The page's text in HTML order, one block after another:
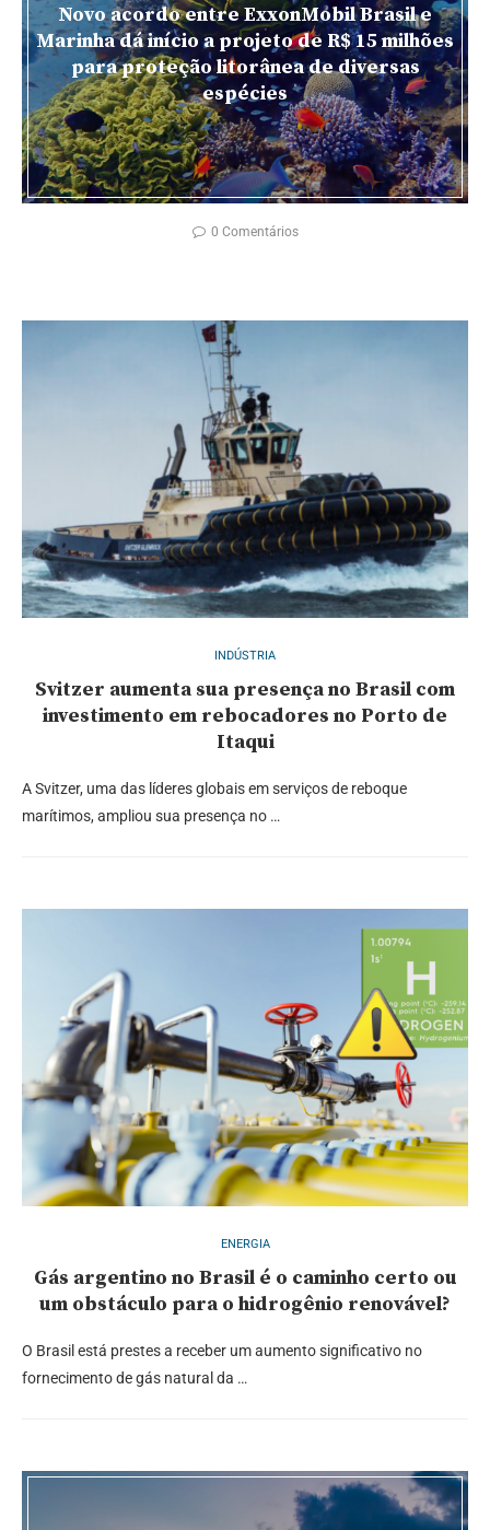
Novo acordo entre ExxonMobil Brasil e
Marinha dá início a projeto de R$ 15 milhões
para proteção litorânea de diversas
espécies
0 Comentários
INDÚSTRIA
Svitzer aumenta sua presença no Brasil com
investimento em rebocadores no Porto de
Itaqui
A Svitzer, uma das líderes globais em serviços de reboque
marítimos, ampliou sua presença no …
ENERGIA
Gás argentino no Brasil é o caminho certo ou
um obstáculo para o hidrogênio renovável?
O Brasil está prestes a receber um aumento significativo no
fornecimento de gás natural da …